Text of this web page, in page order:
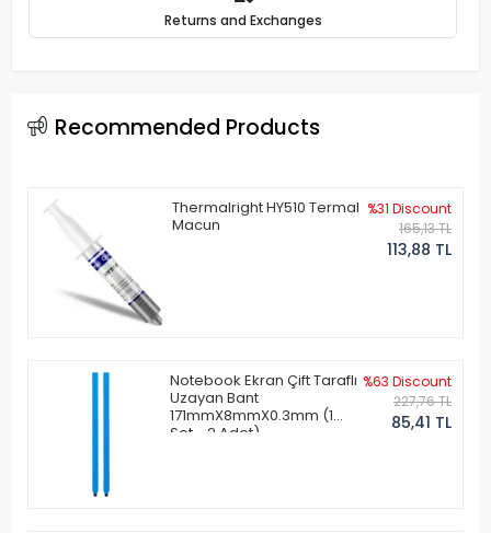
Returns and Exchanges
Recommended Products
Thermalright HY510 Termal
Macun
%31 Discount
165,13 TL
113,88 TL
Notebook Ekran Çift Taraflı
Uzayan Bant
171mmX8mmX0.3mm (1
Set - 2 Adet)
%63 Discount
227,76 TL
85,41 TL